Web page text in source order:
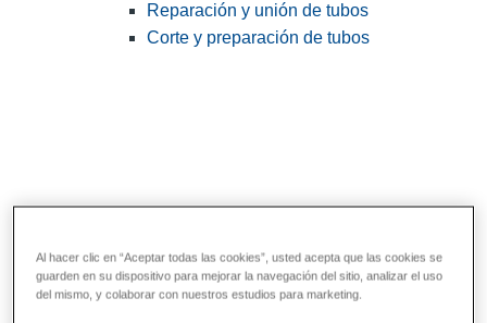
Reparación y unión de tubos
Corte y preparación de tubos
Herramientas de servicios públicos y de
Al hacer clic en “Aceptar todas las cookies”, usted acepta que las cookies se
guarden en su dispositivo para mejorar la navegación del sitio, analizar el uso
del mismo, y colaborar con nuestros estudios para marketing.